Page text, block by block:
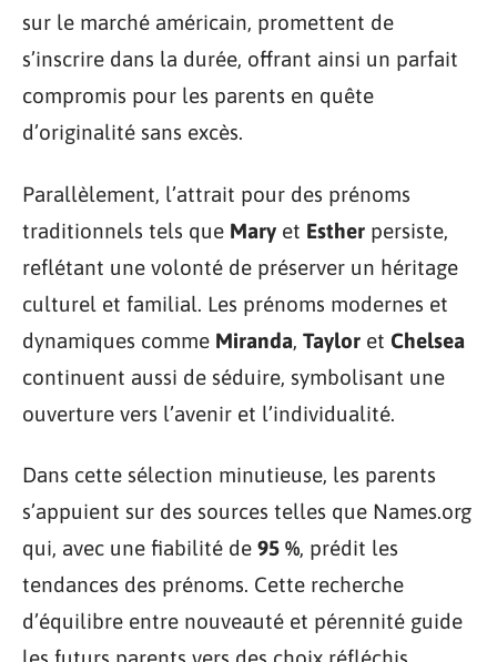
sur le marché américain, promettent de
s’inscrire dans la durée, offrant ainsi un parfait
compromis pour les parents en quête
d’originalité sans excès.
Parallèlement, l’attrait pour des prénoms
traditionnels tels que Mary et Esther persiste,
reflétant une volonté de préserver un héritage
culturel et familial. Les prénoms modernes et
dynamiques comme Miranda, Taylor et Chelsea
continuent aussi de séduire, symbolisant une
ouverture vers l’avenir et l’individualité.
Dans cette sélection minutieuse, les parents
s’appuient sur des sources telles que Names.org
qui, avec une fiabilité de 95 %, prédit les
tendances des prénoms. Cette recherche
d’équilibre entre nouveauté et pérennité guide